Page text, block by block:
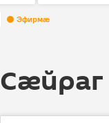
Эфирмæ